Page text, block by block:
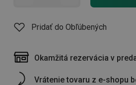
Pridať do Obľúbených
Okamžitá rezervácia v
Vrátenie tovaru z e-shopu